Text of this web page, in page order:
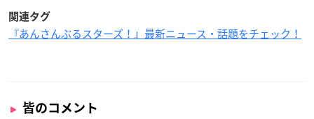
関連タグ
『あんさんぶるスターズ！』最新ニュース・話題をチェック！
皆のコメント